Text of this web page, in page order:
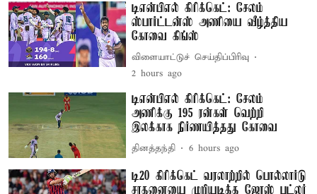
டிஎன்பிஎல் கிரிக்கெட்: சேலம்
ஸ்பார்ட்டன்ஸ் அணியை வீழ்த்திய
கோவை கிங்ஸ்
விளையாட்டுச் செய்திப்பிரிவு
2 hours ago
டிஎன்பிஎல் கிரிக்கெட்: சேலம்
அணிக்கு 195 ரன்கள் வெற்றி
இலக்காக நிர்ணயித்தது கோவை
தினத்தந்தி 6 hours ago
டி20 கிரிக்கெட் வரலாற்றில் பொல்லார்டு
சாதனையை முறியடித்த ஜோஸ் பட்லர்